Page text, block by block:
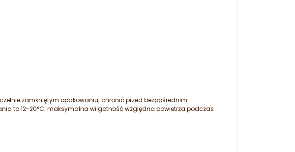
zamkniętym opakowaniu; chronić przed bezpośrednim
to 12-20°C; maksymalna wilgotność względna powietrza podczas